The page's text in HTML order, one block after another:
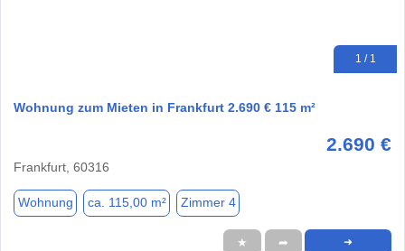
1 / 1
Wohnung zum Mieten in Frankfurt 2.690 € 115 m²
2.690 €
Frankfurt, 60316
Wohnung ca. 115,00 m² Zimmer 4
★ ➦ ➜